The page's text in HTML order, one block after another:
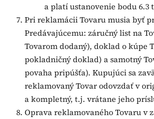
a platí ustanovenie bodu 6.3
Pri reklamácii Tovaru musia byť
Predávajúcemu: záručný list na
Tovarom dodaný), doklad o kúpe
pokladničný doklad) a samotný
povaha pripúšťa). Kupujúci sa
reklamovaný Tovar odovzdať v
a kompletný, t.j. vrátane jeho
Oprava reklamovaného Tovaru v